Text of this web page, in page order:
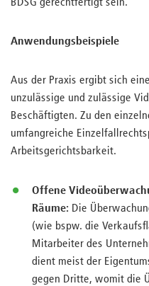
BDSG gerechtfertigt sein.
Anwendungsbeispiele
Aus der Praxis ergibt sich
unzulässige und zulässige
Beschäftigten. Zu den
umfangreiche
Arbeitsgerichtsbarkeit.
Offene
Räume: Die
(wie bspw. die
Mitarbeiter des
dient meist der
gegen Dritte, womit die